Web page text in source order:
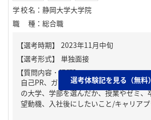
学校名 ： 静岡大学大学院
職種 ： 総合職
【質問内容・課題】
自己PR、ガクチカ（学生時代に力を入
の大学、学部を選んだか、授業やゼミ、
望動機、入社後にしたいこと/キャリア
選考体験記を見る（無料）